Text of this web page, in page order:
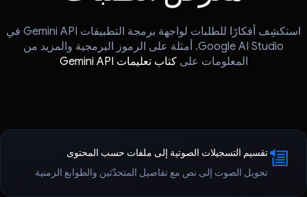
استكشِف أفكارًا للطلبات لواجهة برمجة التطبيقات Gemini API في
Google AI Studio. أمثلة على الرموز البرمجية والمزيد من
المعلومات علىكتاب تعليمات Gemini API
تقسيم التسجيلات الصوتية إلى ملفات حسب المحتوى
تحويل الصوت إلى نص مع تفاصيل المتحدّثين والطوابع الزمنية